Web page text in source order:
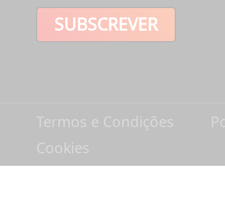
SUBSCREVER
Termos e Condições
Cookies